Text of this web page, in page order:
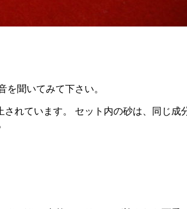
聞いてみて下さい。
れています。 セット内の砂は、同じ